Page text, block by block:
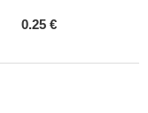
0.25 €